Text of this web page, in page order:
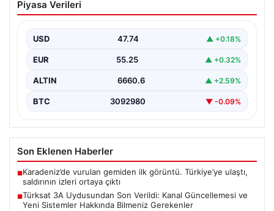
Kanal Güncellemesi ve Yeni Sistemler
Türksat 3A uydusu, uzun yıllardır ülke radyo ve
Piyasa Verileri
USD 47.74 ▲ +0.18%
EUR 55.25 ▲ +0.32%
ALTIN 6660.6 ▲ +2.59%
BTC 3092980 ▼ -0.09%
Son Eklenen Haberler
■Karadeniz’de vurulan gemiden ilk görüntü. Türkiye’ye ulaştı,
saldırının izleri ortaya çıktı
■Türksat 3A Uydusundan Son Verildi: Kanal Güncellemesi ve
Yeni Sistemler Hakkında Bilmeniz Gerekenler